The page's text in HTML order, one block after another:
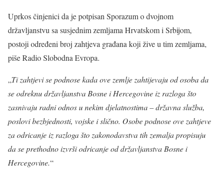
Uprkos činjenici da je potpisan Sporazum o dvojnom
državljanstvu sa susjednim zemljama Hrvatskom i Srbijom,
postoji određeni broj zahtjeva građana koji žive u tim zemljama,
piše Radio Slobodna Evropa.
„Ti zahtjevi se podnose kada ove zemlje zahtijevaju od osoba da
se odreknu državljanstva Bosne i Hercegovine iz razloga što
zasnivaju radni odnos u nekim djelatnostima – državna služba,
poslovi bezbjednosti, vojske i slično. Osobe podnose ove zahtjeve
za odricanje iz razloga što zakonodavstva tih zemalja propisuju
da se prethodno izvrši odricanje od državljanstva Bosne i
Hercegovine.“